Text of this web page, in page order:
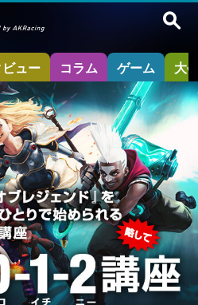
ュー コラム ゲーム 大